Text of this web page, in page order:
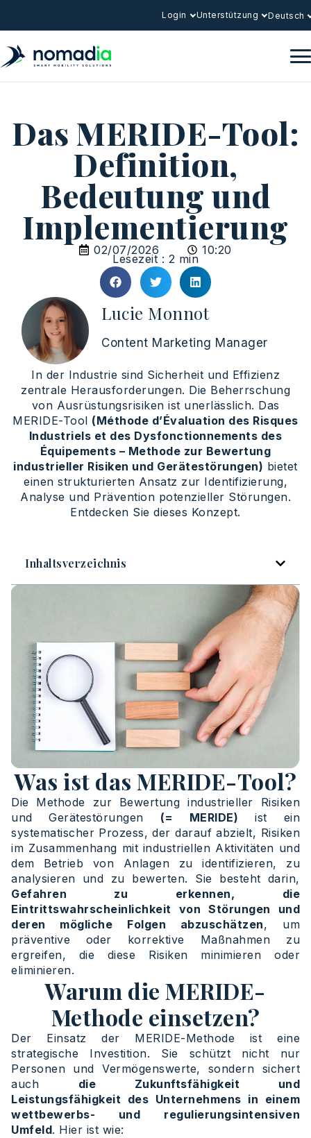
Login Unterstützung Deutsch
Das MERIDE-Tool:
Definition,
Bedeutung und
Implementierung
02/07/2026 10:20
Lesezeit : 2 min
Lucie Monnot
Content Marketing Manager
In der Industrie sind Sicherheit und Effizienz
zentrale Herausforderungen. Die Beherrschung
von Ausrüstungsrisiken ist unerlässlich. Das
MERIDE-Tool (Méthode d’Évaluation des Risques
Industriels et des Dysfonctionnements des
Équipements – Methode zur Bewertung
industrieller Risiken und Gerätestörungen) bietet
einen strukturierten Ansatz zur Identifizierung,
Analyse und Prävention potenzieller Störungen.
Entdecken Sie dieses Konzept.
Inhaltsverzeichnis
Was ist das MERIDE-Tool?
Die Methode zur Bewertung industrieller Risiken
und Gerätestörungen (= MERIDE) ist ein
systematischer Prozess, der darauf abzielt, Risiken
im Zusammenhang mit industriellen Aktivitäten und
dem Betrieb von Anlagen zu identifizieren, zu
analysieren und zu bewerten. Sie besteht darin,
Gefahren zu erkennen, die
Eintrittswahrscheinlichkeit von Störungen und
deren mögliche Folgen abzuschätzen, um
präventive oder korrektive Maßnahmen zu
ergreifen, die diese Risiken minimieren oder
eliminieren.
Warum die MERIDE-
Methode einsetzen?
Der Einsatz der MERIDE-Methode ist eine
strategische Investition. Sie schützt nicht nur
Personen und Vermögenswerte, sondern sichert
auch die Zukunftsfähigkeit und
Leistungsfähigkeit des Unternehmens in einem
wettbewerbs- und regulierungsintensiven
Umfeld. Hier ist wie: